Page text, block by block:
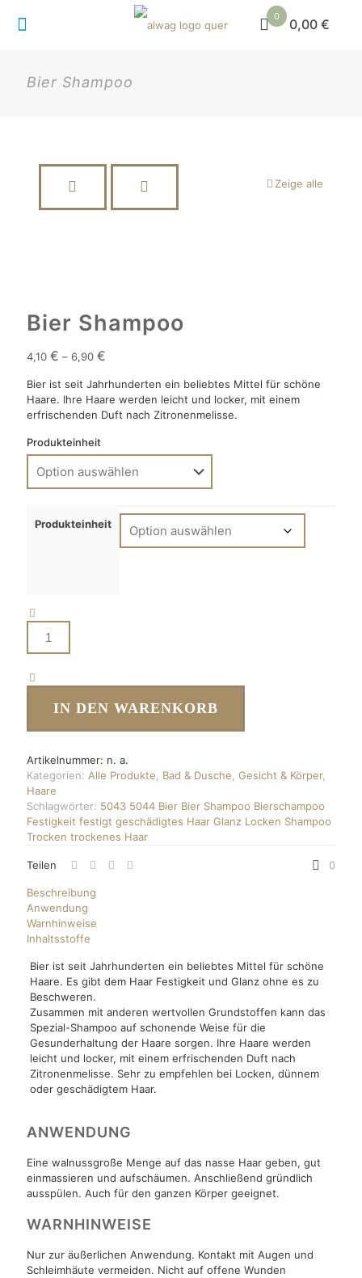
0 0,00 €
Bier Shampoo
Zeige alle
Bier Shampoo
4,10 € – 6,90 €
Bier ist seit Jahrhunderten ein beliebtes Mittel für schöne
Haare. Ihre Haare werden leicht und locker, mit einem
erfrischenden Duft nach Zitronenmelisse.
Produkteinheit
Produkteinheit
Shampoo
Menge
IN DEN WARENKORB
Artikelnummer: n. a.
Kategorien: Alle Produkte Bad & Dusche Gesicht & Körper,
Haare
Schlagwörter: 5043 5044 Bier Bier Shampoo Bierschampoo
Festigkeit festigt geschädigtes Haar Glanz Locken Shampoo
Trocken trockenes Haar
Teilen 0
Beschreibung
Anwendung
Warnhinweise
Inhaltsstoffe
Bier ist seit Jahrhunderten ein beliebtes Mittel für schöne
Haare. Es gibt dem Haar Festigkeit und Glanz ohne es zu
Beschweren.
Zusammen mit anderen wertvollen Grundstoffen kann das
Spezial-Shampoo auf schonende Weise für die
Gesunderhaltung der Haare sorgen. Ihre Haare werden
leicht und locker, mit einem erfrischenden Duft nach
Zitronenmelisse. Sehr zu empfehlen bei Locken, dünnem
oder geschädigtem Haar.
ANWENDUNG
Eine walnussgroße Menge auf das nasse Haar geben, gut
einmassieren und aufschäumen. Anschließend gründlich
ausspülen. Auch für den ganzen Körper geeignet.
WARNHINWEISE
Nur zur äußerlichen Anwendung. Kontakt mit Augen und
Schleimhäute vermeiden. Nicht auf offene Wunden